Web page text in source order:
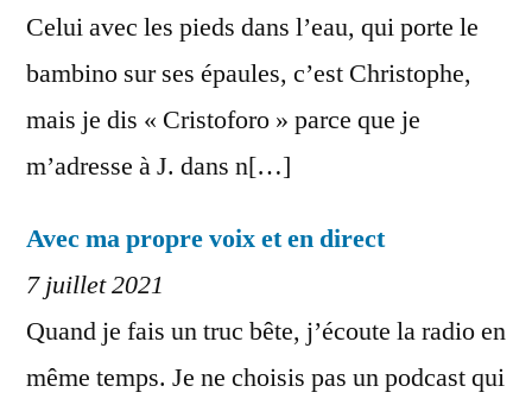
Celui avec les pieds dans l’eau, qui porte le
bambino sur ses épaules, c’est Christophe,
mais je dis « Cristoforo » parce que je
m’adresse à J. dans n[…]
Avec ma propre voix et en direct
7 juillet 2021
Quand je fais un truc bête, j’écoute la radio en
même temps. Je ne choisis pas un podcast qui